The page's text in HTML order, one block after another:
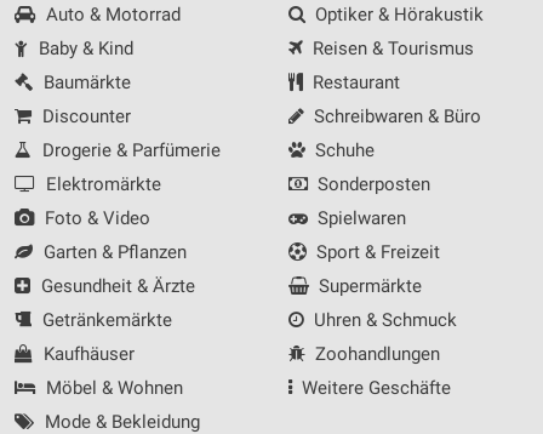
Auto & Motorrad
Baby & Kind
Baumärkte
Discounter
Drogerie & Parfümerie
Elektromärkte
Foto & Video
Garten & Pflanzen
Gesundheit & Ärzte
Getränkemärkte
Kaufhäuser
Möbel & Wohnen
Mode & Bekleidung
Optiker & Hörakustik
Reisen & Tourismus
Restaurant
Schreibwaren & Büro
Schuhe
Sonderposten
Spielwaren
Sport & Freizeit
Supermärkte
Uhren & Schmuck
Zoohandlungen
Weitere Geschäfte